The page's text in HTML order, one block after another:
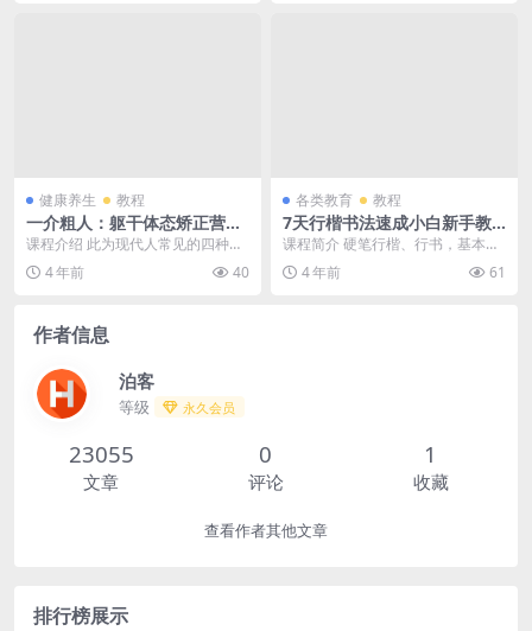
健康养生 教程
一介粗人：躯干体态矫正营高
级视频教程
课程介绍 此为现代人常见的四种不
良体态。任何部位的矫正需从躯干
开始，无论是肩胛系...
4 年前 40
各类教育 教程
7天行楷书法速成小白新手教
程
课程简介 硬笔行楷、行书，基本都
喜欢写，是常用的书法字体之一。
都知道，平时写字需...
4 年前 61
作者信息
泊客
等级 永久会员
23055
文章
0
评论
1
收藏
查看作者其他文章
排行榜展示